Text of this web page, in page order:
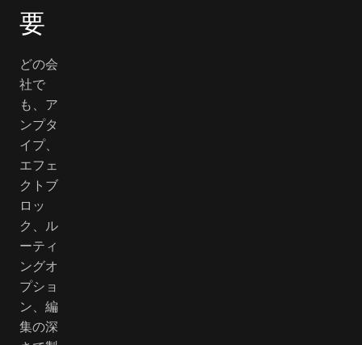
要
どの会
社で
も、ア
ンプタ
イプ、
エフェ
クトブ
ロッ
ク、ル
ーティ
ングオ
プショ
ン、編
集の深